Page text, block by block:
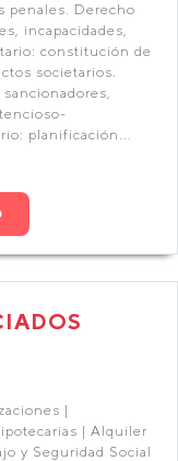
penales. Derecho
incapacidades,
constitución de
societarios.
planificación...
|
| Alquiler
y Seguridad Social